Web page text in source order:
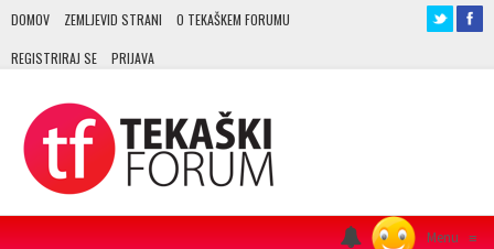
DOMOV ZEMLJEVID STRANI O TEKAŠKEM FORUMU
REGISTRIRAJ SE PRIJAVA
Menu ≡